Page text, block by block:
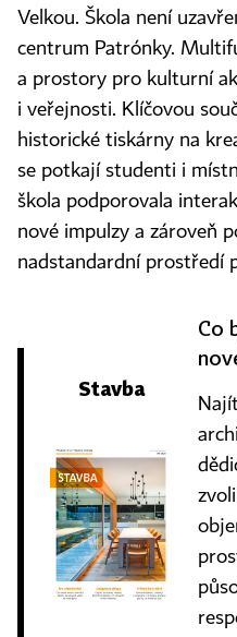
Velkou. Škola není
centrum Patrónky.
a prostory pro kulturní
i veřejnosti. Klíčovou
historické tiskárny na
se potkají studenti i
škola podporovala
nové impulzy a zároveň
nadstandardní prostředí
Stavba
Co